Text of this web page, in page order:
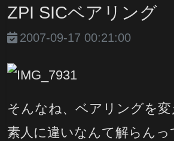
ZPI SICベアリング
2007-09-17 00:21:00
そんなね、ベアリングを
素人に違いなんて解らんっ